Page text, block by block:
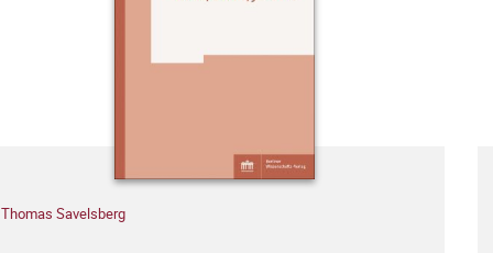
Thomas Savelsberg